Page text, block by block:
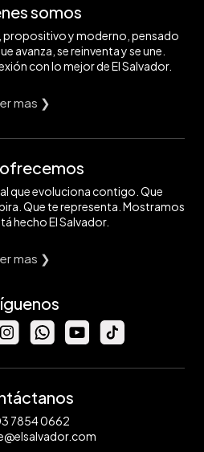
somos
y moderno, pensado
avanza, se reinventa y se une.
con lo mejor de El Salvador.
mas ❯
que evoluciona contigo. Que
Que te representa. Mostramos
hecho El Salvador.
mas ❯
7854 0662